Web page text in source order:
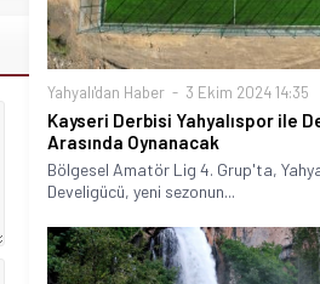
Yahyalı'dan Haber 3 Ekim 2024 14:35
Kayseri Derbisi Yahyalıspor ile
Arasında Oynanacak
Bölgesel Amatör Lig 4. Grup'ta,
Develigücü, yeni sezonun...